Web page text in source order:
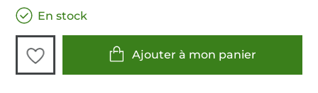
En stock
Ajouter à mon panier